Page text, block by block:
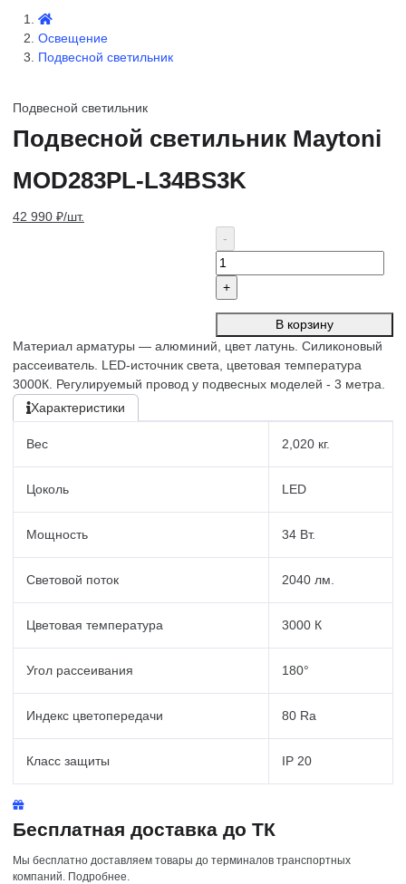
Освещение
Подвесной светильник
Подвесной светильник
Подвесной светильник Maytoni
MOD283PL-L34BS3K
42 990 ₽/шт.
В корзину
Материал арматуры — алюминий, цвет латунь. Силиконовый
рассеиватель. LED-источник света, цветовая температура
3000К. Регулируемый провод у подвесных моделей - 3 метра.
Характеристики
Вес 2,020 кг.
Цоколь LED
Мощность 34 Вт.
Световой поток 2040 лм.
Цветовая температура 3000 К
Угол рассеивания 180°
Индекс цветопередачи 80 Ra
Класс защиты IP 20
Бесплатная доставка до ТК
Мы бесплатно доставляем товары до терминалов транспортных
компаний. Подробнее.